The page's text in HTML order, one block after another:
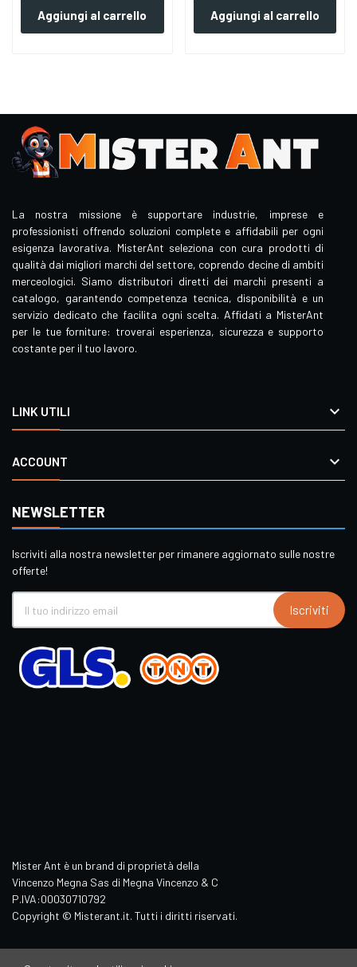
Aggiungi al carrello Aggiungi al carrello
La nostra missione è supportare industrie, imprese e
professionisti offrendo soluzioni complete e affidabili per ogni
esigenza lavorativa. MisterAnt seleziona con cura prodotti di
qualità dai migliori marchi del settore, coprendo decine di ambiti
merceologici. Siamo distributori diretti dei marchi presenti a
catalogo, garantendo competenza tecnica, disponibilità e un
servizio dedicato che facilita ogni scelta. Affidati a MisterAnt
per le tue forniture: troverai esperienza, sicurezza e supporto
costante per il tuo lavoro.
LINK UTILI 
ACCOUNT 
NEWSLETTER
Iscriviti alla nostra newsletter per rimanere aggiornato sulle nostre
offerte!
Iscriviti
Mister Ant è un brand di proprietà della
Vincenzo Megna Sas di Megna Vincenzo & C
P.IVA:00030710792
Copyright © Misterant.it. Tutti i diritti riservati.